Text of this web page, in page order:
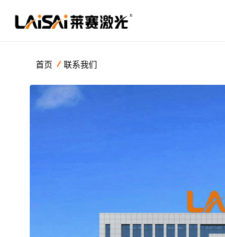
首页 联系我们